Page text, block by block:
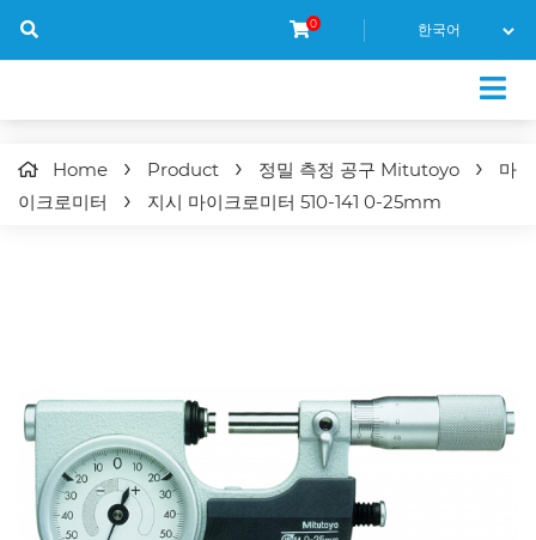
0
Home Product 정밀 측정 공구 Mitutoyo
마
이크로미터
지시 마이크로미터 510-141 0-25mm